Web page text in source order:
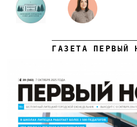
ГАЗЕТА ПЕРВЫЙ